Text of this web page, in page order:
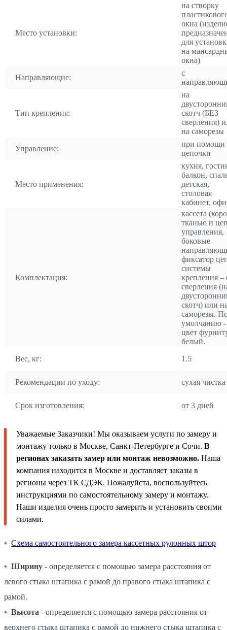
Место установки:
на створку
окна
для
на
окна)
Направляющие:
с
Тип крепления:
на
скотч (БЕЗ
сверления)
на саморезы
Управление:
при помощи
цепочки
Место применения:
кухня,
балкон,
детская,
столовая
кабинет,
Комплектация:
кассета
тканью и
управления,
боковые
фиксатор
системы
крепления –
сверления
скотч) или
саморезы.
умолчанию -
цвет
белый.
Вес, кг:
1.5
Рекомендации по уходу: сухая чистка
Срок изготовления: от 3 дней
Уважаемые Заказчики! Мы оказываем услуги по замеру и
монтажу только в Москве, Санкт-Петербурге и Сочи. В
регионах заказать замер или монтаж невозможно. Наша
компания находится в Москве и доставляет заказы в
регионы через ТК СДЭК. Пожалуйста, воспользуйтесь
инструкциями по самостоятельному замеру и монтажу.
Наши изделия очень просто замерить и установить своими
силами.
Схема самостоятельного замера кассетных рулонных штор
Ширину - определяется с помощью замера расстояния от
левого стыка штапика с рамой до правого стыка штапика с
рамой.
Высота - определяется с помощью замера расстояния от
верхнего стыка штапика с рамой до нижнего стыка штапика с